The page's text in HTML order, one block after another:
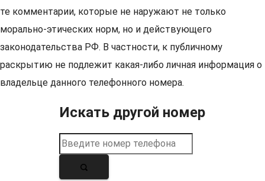
те комментарии, которые не наружают не только
морально-этических норм, но и действующего
законодательства РФ. В частности, к публичному
раскрытию не подлежит какая-либо личная информация о
владельце данного телефонного номера.
Искать другой номер